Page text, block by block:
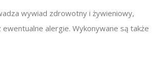
wywiad zdrowotny i żywieniowy,
alergie. Wykonywane są także